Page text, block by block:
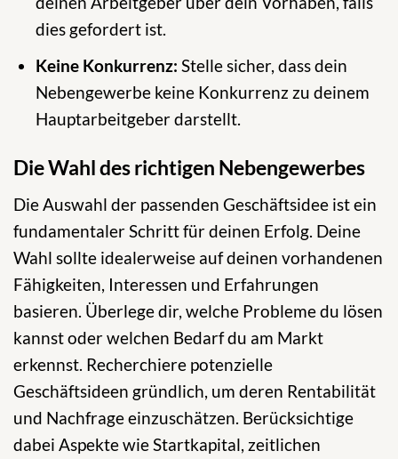
dies gefordert ist.
Keine Konkurrenz: Stelle sicher, dass dein
Nebengewerbe keine Konkurrenz zu deinem
Hauptarbeitgeber darstellt.
Die Wahl des richtigen Nebengewerbes
Die Auswahl der passenden Geschäftsidee ist ein
fundamentaler Schritt für deinen Erfolg. Deine
Wahl sollte idealerweise auf deinen vorhandenen
Fähigkeiten, Interessen und Erfahrungen
basieren. Überlege dir, welche Probleme du lösen
kannst oder welchen Bedarf du am Markt
erkennst. Recherchiere potenzielle
Geschäftsideen gründlich, um deren Rentabilität
und Nachfrage einzuschätzen. Berücksichtige
dabei Aspekte wie Startkapital, zeitlichen